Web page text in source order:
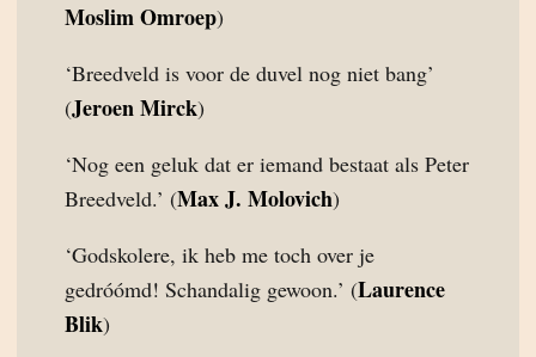
Moslim Omroep)
‘Breedveld is voor de duvel nog niet bang’
(Jeroen Mirck)
‘Nog een geluk dat er iemand bestaat als Peter
Breedveld.’ (Max J. Molovich)
‘Godskolere, ik heb me toch over je
gedróómd! Schandalig gewoon.’ (Laurence
Blik)